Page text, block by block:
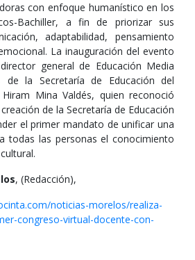
con enfoque humanístico en los
Bachiller, a fin de priorizar sus
adaptabilidad, pensamiento
La inauguración del evento
general de Educación Media
de la Secretaría de Educación del
Mina Valdés, quien reconoció
de la Secretaría de Educación
el primer mandato de unificar una
todas las personas el conocimiento
, (Redacción),
noticias-morelos/realiza-
congreso-virtual-docente-con-